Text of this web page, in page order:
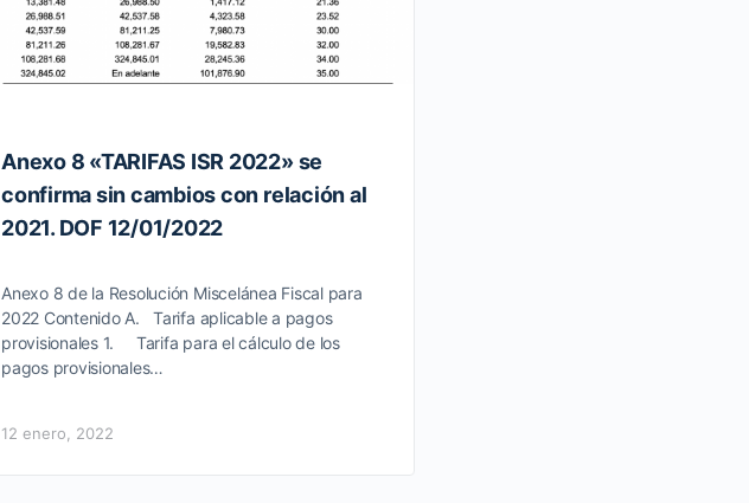
Anexo 8 «TARIFAS ISR 2022» se
confirma sin cambios con relación al
2021. DOF 12/01/2022
Anexo 8 de la Resolución Miscelánea Fiscal para
2022 Contenido A. Tarifa aplicable a pagos
provisionales 1. Tarifa para el cálculo de los
pagos provisionales…
12 enero, 2022